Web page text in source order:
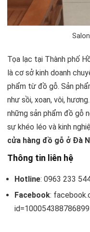
Tọa lạc tại Thành phố
là cơ sở kinh doanh
phẩm từ đồ gỗ. Sản
như sồi, xoan, vôi,
những sản phẩm đồ gỗ
sự khéo léo và kinh
cửa hàng đồ gỗ ở Đà
Thông tin liên hệ
Hotline: 0963 233
Facebook:
id=100054388786899